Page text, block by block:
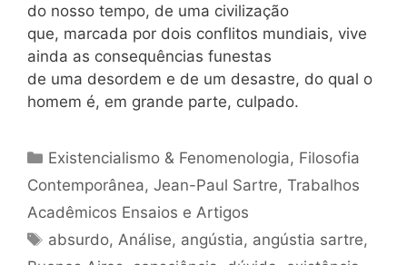
do nosso tempo, de uma civilização
que, marcada por dois conflitos mundiais, vive
ainda as consequências funestas
de uma desordem e de um desastre, do qual o
homem é, em grande parte, culpado.
Categorias
Existencialismo & Fenomenologia, Filosofia
Contemporânea, Jean-Paul Sartre, Trabalhos
Acadêmicos Ensaios e Artigos
Tags
absurdo,Análise, angústia, angústia sartre,